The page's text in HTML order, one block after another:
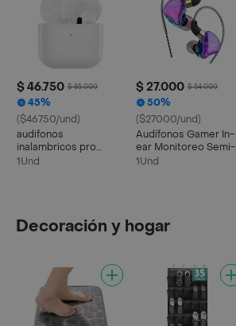
$ 46.750 $ 85.000
45%
($46750/und)
audifonos
inalambricos pro
compatible iPhone
1Und
$ 27.000 $ 54.000
50%
($27000/und)
Audífonos Gamer In-
ear Monitoreo Semi-
profesional
1Und
Decoración y hogar